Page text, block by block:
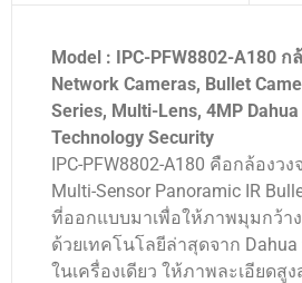
Model : IPC-PFW8802-A180 ก
Network Cameras, Bullet
Series, Multi-Lens, 4MP Dahua
Technology Security
IPC-PFW8802-A180 คือกล้องว
Multi-Sensor Panoramic IR
ที่ออกแบบมาเพื่อให้ภาพมุมกว้า
ด้วยเทคโนโลยีล่าสุดจาก
ในเครื่องเดียว ให้ภาพละเอียดสูง